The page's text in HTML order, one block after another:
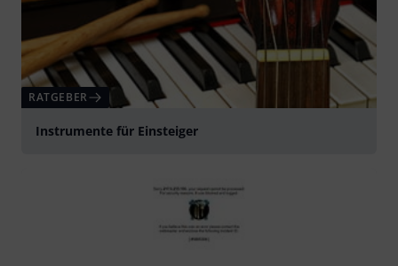
RATGEBER
Instrumente für Einsteiger